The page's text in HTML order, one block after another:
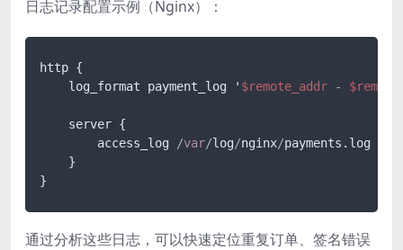
日志记录配置示例（Nginx）：
http {
    log_format payment_log '
$remote_addr -
    server {
        access_log
/var/log/nginx/payments.log
    }
通过分析这些日志，可以快速定位重复订单、签名错误